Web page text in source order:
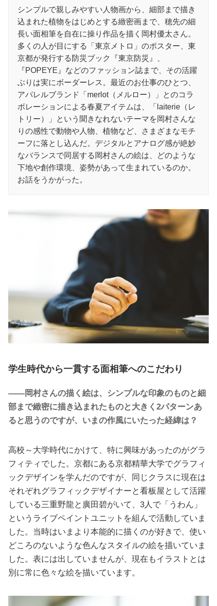
シンプルで親しみやすい人物画から、細部まで描き
込まれた植物をはじめとする緻密画まで、穂先の細
長い面相筆を自在に操り作品を描く岡村優太さん。
多くの人が目にする「東京メトロ」のポスター、東
京都が発行する防災ブック『東京防災』、
『POPEYE』などのファッション誌まで、その活躍
ぶりは実にボーダーレス。最近のお仕事のひとつ、
アパレルブランド「merlot（メルロー）」とのコラ
ボレーションによる春夏アイテムは、「laiterie（レ
トリー）」という聞きなれないテーマを岡村さんな
りの感性で動物や人物、植物など、さまざまなモチ
ーフに落とし込んだ。デジタルとアナログ感が絶妙
なバランスで同居する岡村さんの絵は、どのような
下地や創作環境、姿勢があって生まれているのか。
お話をうかがった。
学生時代から一貫する面相筆へのこだわり
——岡村さんの描く絵は、シンプルな印象のものと細
部まで緻密に描き込まれたものと大きく2パターンあ
ると思うのですが、いまの作風にいたった経緯は？
高校～大学時代にかけて、特に興味があったのがグラ
フィティでした。京都にある京都精華大学でグラフィ
ックデザインを学んだのですが、同じクラスに現在は
それぞれグラフィックデザイナーと看板屋として活躍
している三重野龍と廣田碧がいて、3人で「うわん」
というライブペイントユニットを組んで活動していま
した。当時はいまより本能的に描くのが好きで、使い
どころのないような色んなスタイルの絵を描いていま
した。表には出していませんが、現在もイラストとは
別に常に色々な絵を描いています。